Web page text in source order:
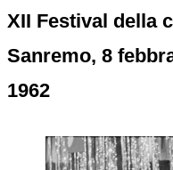
XII Festival della
Sanremo, 8
1962